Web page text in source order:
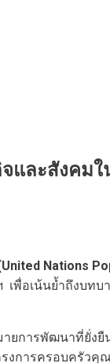
และสังคมใ
Nations
เพื่อเน้นย้ำถึงบ
ยการพัฒนาที่ยั่งยื
งการครอบครัวคุ